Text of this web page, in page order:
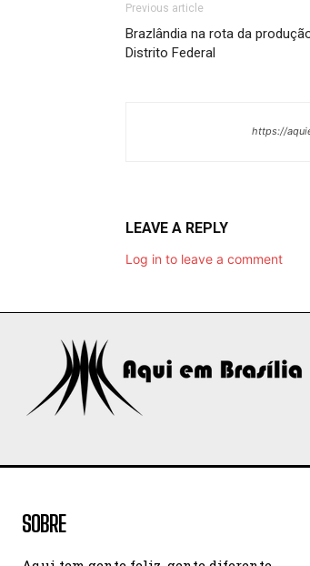
Previous article
Brazlândia na rota da
Distrito Federal
https://
LEAVE A REPLY
Log in to leave a comment
SOBRE